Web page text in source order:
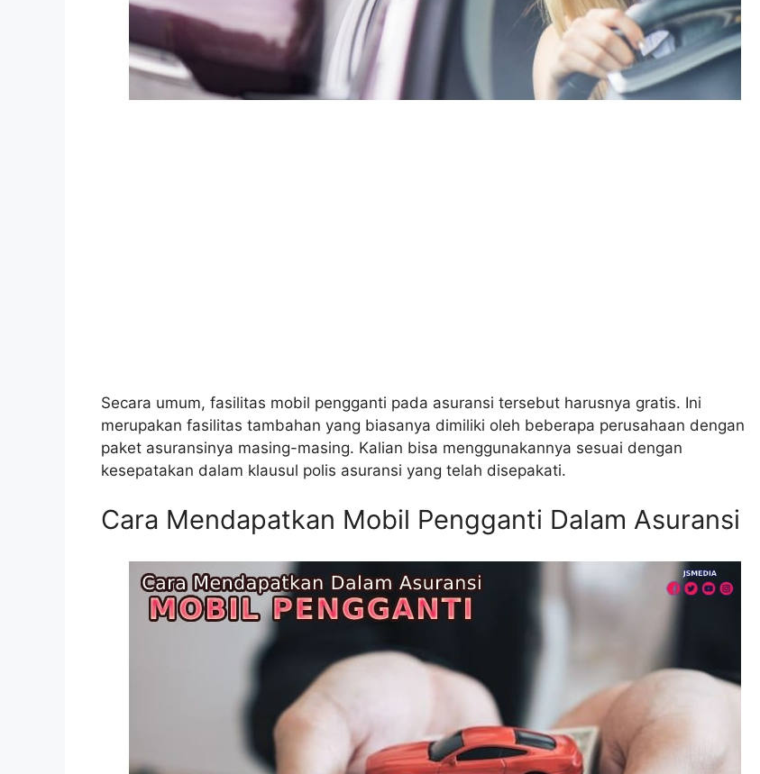
Secara umum, fasilitas mobil pengganti pada asuransi tersebut harusnya gratis. Ini
merupakan fasilitas tambahan yang biasanya dimiliki oleh beberapa perusahaan dengan
paket asuransinya masing-masing. Kalian bisa menggunakannya sesuai dengan
kesepatakan dalam klausul polis asuransi yang telah disepakati.
Cara Mendapatkan Mobil Pengganti Dalam Asuransi